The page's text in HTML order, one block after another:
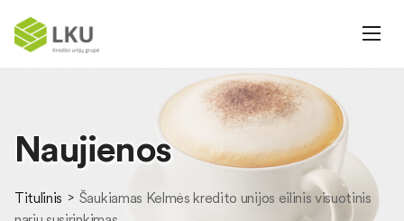
Naujienos
Titulinis
Šaukiamas Kelmės kredito unijos eilinis visuotinis